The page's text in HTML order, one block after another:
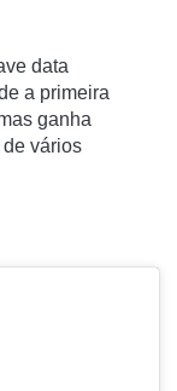
data
a primeira
ganha
vários